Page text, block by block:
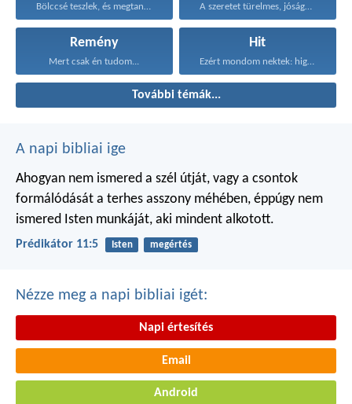
Bölccsé teszlek, és megtanítalak... A szeretet türelmes, jóságos...
Remény
Mert csak én tudom...
Hit
Ezért mondom nektek: higgyétek...
További témák...
A napi bibliai ige
Ahogyan nem ismered a szél útját, vagy a csontok
formálódását a terhes asszony méhében, éppúgy nem
ismered Isten munkáját, aki mindent alkotott.
Prédikátor 11:5 Isten megértés
Nézze meg a napi bibliai igét:
Napi értesítés
Email
Android